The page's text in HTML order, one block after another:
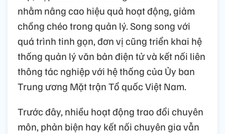
nhằm nâng cao hiệu quả hoạt động, giảm
chồng chéo trong quản lý. Song song với
quá trình tinh gọn, đơn vị cũng triển khai hệ
thống quản lý văn bản điện tử và kết nối liên
thông tác nghiệp với hệ thống của Ủy ban
Trung ương Mặt trận Tổ quốc Việt Nam.
Trước đây, nhiều hoạt động trao đổi chuyên
môn, phản biện hay kết nối chuyên gia vẫn